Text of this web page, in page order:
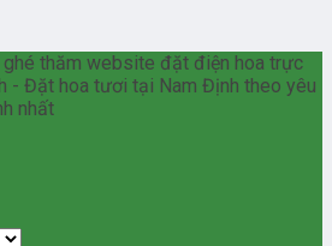
ghé thăm website đặt điện hoa trực
- Đặt hoa tươi tại Nam Định theo yêu
nhất